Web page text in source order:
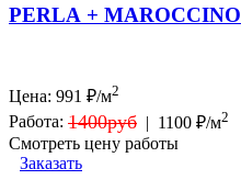
PERLA + MAROCCINO
Цена: 991 ₽/м2
Работа: 1400руб | 1100 ₽/м2
Смотреть цену работы
Заказать